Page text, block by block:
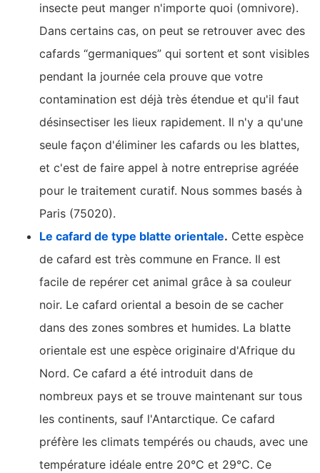
insecte peut manger n'importe quoi (omnivore).
Dans certains cas, on peut se retrouver avec des
cafards “germaniques” qui sortent et sont visibles
pendant la journée cela prouve que votre
contamination est déjà très étendue et qu'il faut
désinsectiser les lieux rapidement. Il n'y a qu'une
seule façon d'éliminer les cafards ou les blattes,
et c'est de faire appel à notre entreprise agréée
pour le traitement curatif. Nous sommes basés à
Paris (75020).
Le cafard de type blatte orientale. Cette espèce
de cafard est très commune en France. Il est
facile de repérer cet animal grâce à sa couleur
noir. Le cafard oriental a besoin de se cacher
dans des zones sombres et humides. La blatte
orientale est une espèce originaire d'Afrique du
Nord. Ce cafard a été introduit dans de
nombreux pays et se trouve maintenant sur tous
les continents, sauf l'Antarctique. Ce cafard
préfère les climats tempérés ou chauds, avec une
température idéale entre 20°C et 29°C. Ce